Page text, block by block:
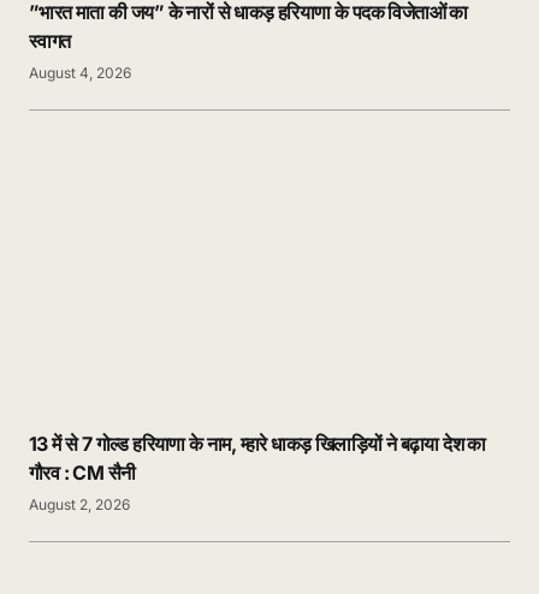
”भारत माता की जय” के नारों से धाकड़ हरियाणा के पदक विजेताओं का
स्वागत
August 4, 2026
13 में से 7 गोल्ड हरियाणा के नाम, म्हारे धाकड़ खिलाड़ियों ने बढ़ाया देश का
गौरव : CM सैनी
August 2, 2026